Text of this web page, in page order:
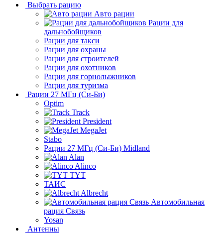
Выбрать рацию
Авто рации
Рации для
дальнобойщиков
Рации для такси
Рации для охраны
Рации для строителей
Рации для охотников
Рации для горнолыжников
Рации для туризма
Рации 27 МГц (Си-Би)
Optim
Track
President
MegaJet
Stabo
Рации 27 МГц (Си-Би) Midland
Alan
Alinco
TYT
ТАИС
Albrecht
Автомобильная
рация Связь
Yosan
Антенны